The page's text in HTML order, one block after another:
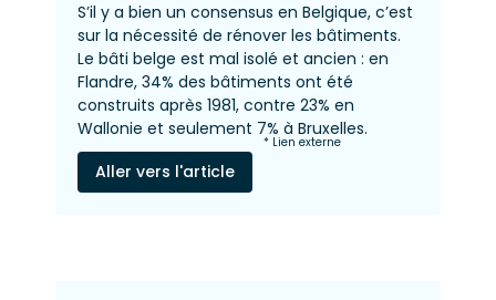
S’il y a bien un consensus en Belgique, c’est
sur la nécessité de rénover les bâtiments.
Le bâti belge est mal isolé et ancien : en
Flandre, 34% des bâtiments ont été
construits après 1981, contre 23% en
Wallonie et seulement 7% à Bruxelles.
Aller vers l'article
* Lien externe